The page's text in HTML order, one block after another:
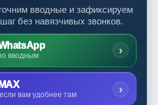
вводные и зафиксируем
без навязчивых звонков.
вводным ›
вам удобнее там ›